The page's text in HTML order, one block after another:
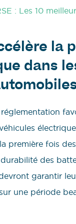
: Les 10
la
dans
première fois
des
garantir
une période